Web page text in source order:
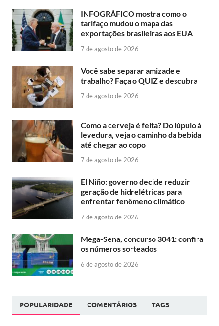
INFOGRÁFICO mostra como o
tarifaço mudou o mapa das
exportações brasileiras aos EUA
7 de agosto de 2026
Você sabe separar amizade e
trabalho? Faça o QUIZ e descubra
7 de agosto de 2026
Como a cerveja é feita? Do lúpulo à
levedura, veja o caminho da bebida
até chegar ao copo
7 de agosto de 2026
El Niño: governo decide reduzir
geração de hidrelétricas para
enfrentar fenômeno climático
7 de agosto de 2026
Mega-Sena, concurso 3041: confira
os números sorteados
6 de agosto de 2026
POPULARIDADE COMENTÁRIOS TAGS